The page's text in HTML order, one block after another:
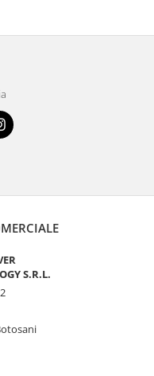
S.R.L.